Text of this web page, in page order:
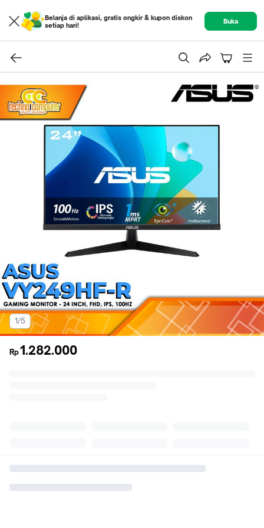
Belanja di aplikasi, gratis ongkir & kupon diskon
setiap hari!
Buka
1/5
Rp1.282.000